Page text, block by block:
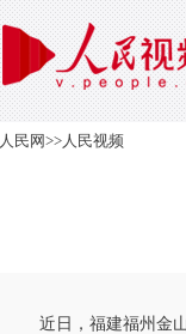
人民网>>人民视频
近日，福建福州金